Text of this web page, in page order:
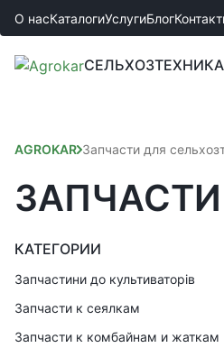
О насКаталогиУслугиБлог
СЕЛЬХОЗТЕХНИКА
AGROKAR Запчасти для
КАТЕГОРИИ
Запчастини до культиваторів
Запчасти к сеялкам
Запчасти к комбайнам и жаткам